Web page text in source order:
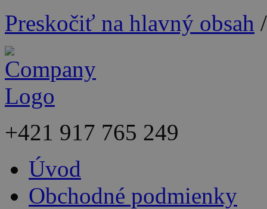
Preskočiť na hlavný obsah
+421 917 765 249
Úvod
Obchodné podmienky